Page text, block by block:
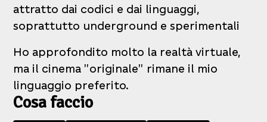
attratto dai codici e dai linguaggi,
soprattutto underground e sperimentali
Ho approfondito molto la realtà virtuale,
ma il cinema "originale" rimane il mio
linguaggio preferito.
Cosa faccio